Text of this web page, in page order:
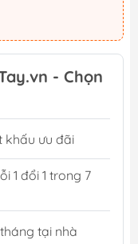
- Chọn
khấu ưu đãi
1 đổi 1 trong 7
tại nhà